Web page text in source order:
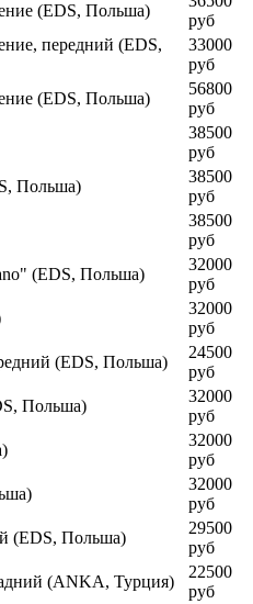
(EDS, Польша)
руб
передний (EDS,
33000
руб
(EDS, Польша)
56800
руб
38500
руб
Польша)
38500
руб
38500
руб
(EDS, Польша)
32000
руб
32000
руб
(EDS, Польша)
24500
руб
Польша)
32000
руб
32000
руб
32000
руб
(EDS, Польша)
29500
руб
(ANKA, Турция)
22500
руб